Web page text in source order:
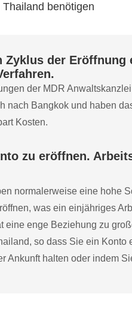
benötigen
Zyklus der Eröffnung
der MDR
nach Bangkok und haben
Kosten.
zu eröffnen.
normalerweise eine hohe
was ein einjähriges
eine enge Beziehung zu
so dass Sie ein Konto
Ankunft halten oder indem